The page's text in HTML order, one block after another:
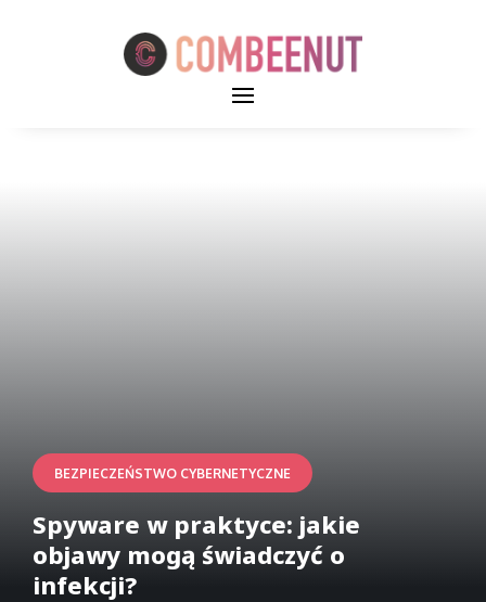
BEZPIECZEŃSTWO CYBERNETYCZNE
Spyware w praktyce: jakie
objawy mogą świadczyć o
infekcji?